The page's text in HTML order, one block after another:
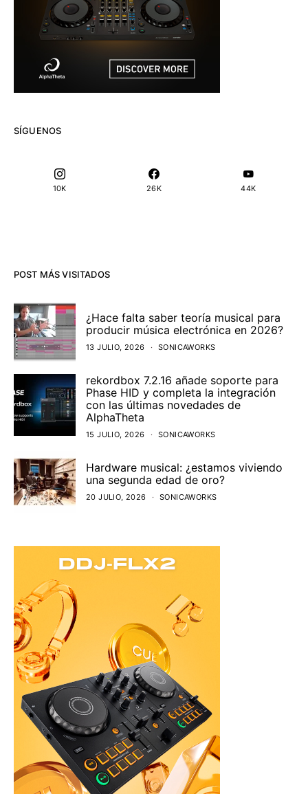
SÍGUENOS
10K 26K 44K
POST MÁS VISITADOS
¿Hace falta saber teoría musical para
producir música electrónica en 2026?
13 JULIO, 2026 SONICAWORKS
rekordbox 7.2.16 añade soporte para
Phase HID y completa la integración
con las últimas novedades de
AlphaTheta
15 JULIO, 2026 SONICAWORKS
Hardware musical: ¿estamos viviendo
una segunda edad de oro?
20 JULIO, 2026 SONICAWORKS